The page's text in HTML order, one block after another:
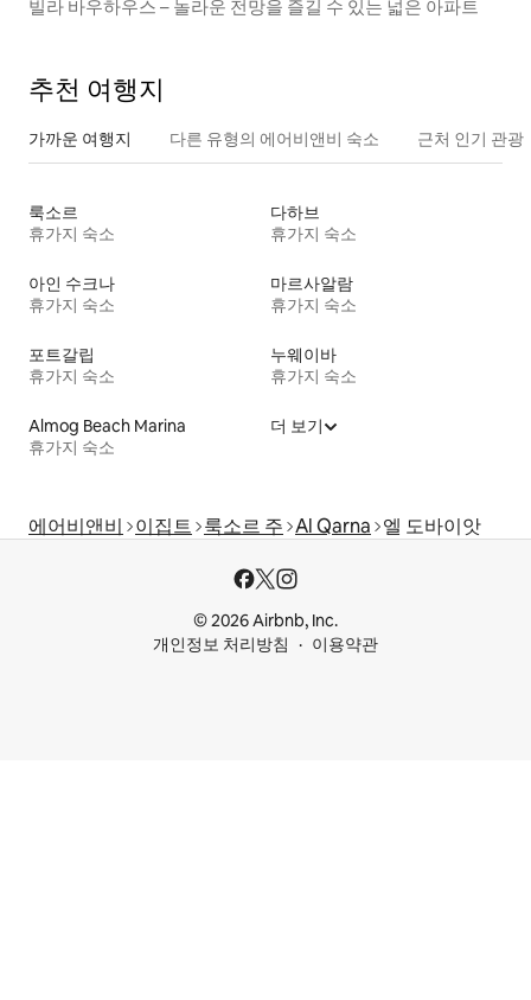
빌라 바우하우스 – 놀라운 전망을 즐길 수 있는 넓은 아파트
추천 여행지
가까운 여행지 다른 유형의 에어비앤비 숙소 근처 인기 관광
룩소르
휴가지 숙소
다하브
휴가지 숙소
아인 수크나
휴가지 숙소
마르사알람
휴가지 숙소
포트갈립
휴가지 숙소
누웨이바
휴가지 숙소
Almog Beach Marina
휴가지 숙소
더 보기
에어비앤비 이집트 룩소르 주 Al Qarna 엘 도바이앗
© 2026 Airbnb, Inc.
개인정보 처리방침
이용약관